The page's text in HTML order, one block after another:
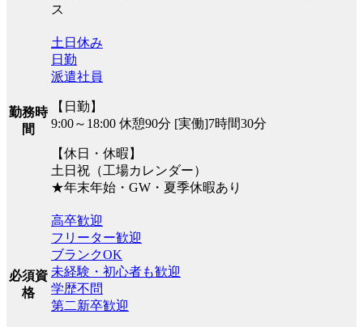
ス
勤務時
間
土日休み
日勤
派遣社員
【日勤】
9:00～18:00 休憩90分 [実働]7時間30分
【休日・休暇】
土日祝（工場カレンダー）
★年末年始・GW・夏季休暇あり
必須資
格
高卒歓迎
フリーター歓迎
ブランクOK
未経験・初心者も歓迎
学歴不問
第二新卒歓迎